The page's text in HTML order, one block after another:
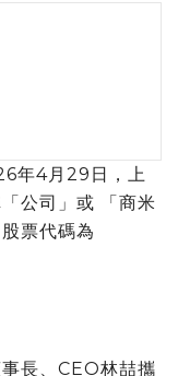
年4月29日，上
公司」或 「商米
票代碼為
長、CEO林喆攜